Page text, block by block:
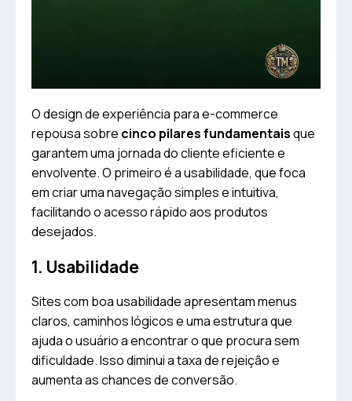
O design de experiência para e-commerce
repousa sobre cinco pilares fundamentaisque
garantem uma jornada do cliente eficiente e
envolvente. O primeiro é a usabilidade, que foca
em criar uma navegação simples e intuitiva,
facilitando o acesso rápido aos produtos
desejados.
1. Usabilidade
Sites com boa usabilidade apresentam menus
claros, caminhos lógicos e uma estrutura que
ajuda o usuário a encontrar o que procura sem
dificuldade. Isso diminui a taxa de rejeição e
aumenta as chances de conversão.